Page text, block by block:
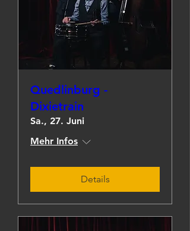
Quedlinburg -
Dixietrain
Sa., 27. Juni
Mehr Infos
Details